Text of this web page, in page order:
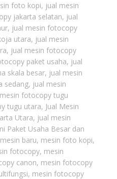
foto kopi, jual mesin
jakarta selatan, jual
, jual mesin fotocopy
utara, jual mesin
, jual mesin fotocopy
paket usaha, jual
skala besar, jual mesin
sedang, jual mesin
fotocopy tugu
tugu utara, Jual Mesin
Utara, jual mesin
Paket Usaha Besar dan
mesin baru, mesin foto kopi,
fotocopy, mesin
canon, mesin fotocopy
, mesin fotocopy